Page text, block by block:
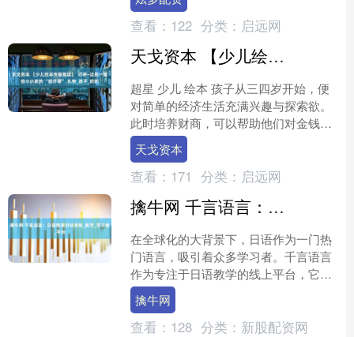
查看： 122 分类： 启远网
天戈资本 【少儿绘本专题推读】 叮咚~这是一堂给小小孩的 “经济课”_礼物_孩子_奶奶
超星 少儿 绘本 孩子从三四岁开始，便
对简单的经济生活充满兴趣与探索欲。
此时培养财商，可以帮助他们对金钱、
财富建立积极正面的认知。 《我是小小
CEO》正是一套专....
天戈资本
查看： 171 分类： 启远网
擒牛网 千言语言：日语情景对话演练_教学_学习者_平台
在全球化的大背景下，日语作为一门热
门语言，吸引着众多学习者。千言语言
作为专注于日语教学的线上平台，它的
教学方法和课程内容也都具有属于自己
的特色。 千言语言深知，....
擒牛网
查看： 128 分类： 新股配资网